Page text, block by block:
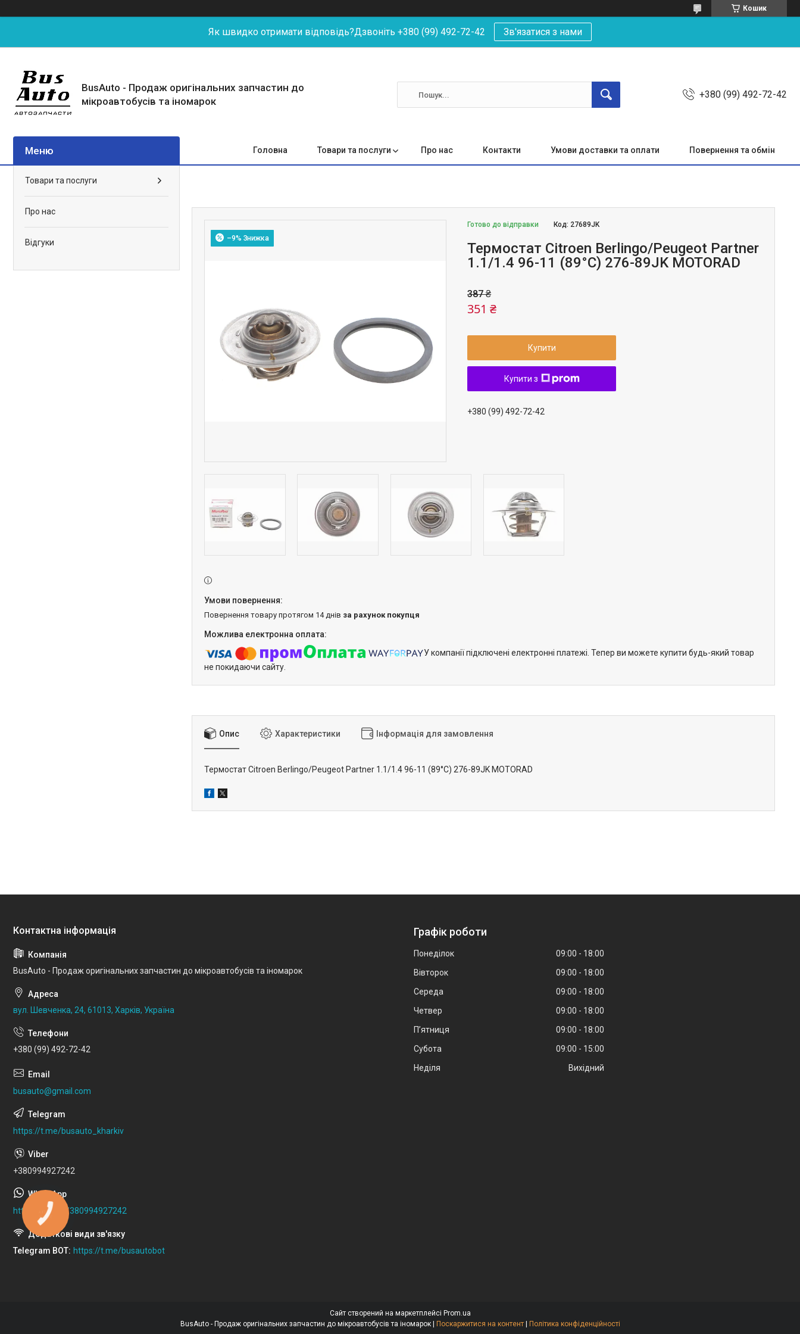
Кошик
Як швидко отримати відповідь?Дзвоніть +380 (99) 492-72-42 Зв'язатися з нами
BusAuto - Продаж оригінальних запчастин до
мікроавтобусів та іномарок
+380 (99) 492-72-42
Головна Товари та послуги Про нас Контакти Умови доставки та оплати Повернення та обмін
–9%
Готово до відправки Код: 27689JK
Термостат Citroen Berlingo/Peugeot Partner
1.1/1.4 96-11 (89°C) 276-89JK MOTORAD
387 ₴
351 ₴
Купити
Купити з
+380 (99) 492-72-42
повернення товару протягом 14 днів за рахунок покупця
У компанії підключені електронні платежі. Тепер ви можете купити будь-який товар
не покидаючи сайту.
Опис Характеристики Інформація для замовлення
Термостат Citroen Berlingo/Peugeot Partner 1.1/1.4 96-11 (89°C) 276-89JK MOTORAD
Товари та послуги
Про нас
Відгуки
BusAuto - Продаж оригінальних запчастин до мікроавтобусів та іномарок
вул. Шевченка, 24, 61013, Харків, Україна
+380 (99) 492-72-42
busauto@gmail.com
https://t.me/busauto_kharkiv
+380994927242
https://wa.me/380994927242
Telegram BOT https://t.me/busautobot
Графік роботи
Понеділок 09:00
18:00
Вівторок
09:00
18:00
Середа
09:00
18:00
Четвер
09:00
18:00
Пʼятниця
09:00
18:00
Субота
09:00
15:00
Неділя
Вихідний
Сайт створений на маркетплейсі Prom.ua
BusAuto - Продаж оригінальних запчастин до мікроавтобусів та іномарок | Поскаржитися на контент | Політика конфіденційності
КНОПКА
ЗВ'ЯЗКУ